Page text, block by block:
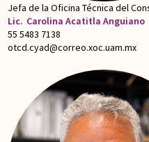
Jefa de la Oficina Técnica del
Lic. Carolina Acatitla Anguiano
55 5483 7138
otcd.cyad@correo.xoc.uam.mx